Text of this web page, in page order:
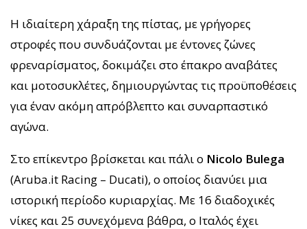
Η ιδιαίτερη χάραξη της πίστας, με γρήγορες
στροφές που συνδυάζονται με έντονες ζώνες
φρεναρίσματος, δοκιμάζει στο έπακρο αναβάτες
και μοτοσυκλέτες, δημιουργώντας τις προϋποθέσεις
για έναν ακόμη απρόβλεπτο και συναρπαστικό
αγώνα.
Στο επίκεντρο βρίσκεται και πάλι ο Nicolo Bulega
(Aruba.it Racing – Ducati), ο οποίος διανύει μια
ιστορική περίοδο κυριαρχίας. Με 16 διαδοχικές
νίκες και 25 συνεχόμενα βάθρα, ο Ιταλός έχει